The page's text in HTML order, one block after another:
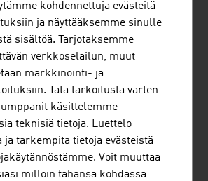
UNIVERSITÄT WIEN
yliopisto on Itävallan suurin
ja tekniikan alan tutkimus- ja
perus- ja
tutkimus, korkea insinööritaito
yhteistyö johtavat
huippututkimukseen ja
innovaatioihin sekä
kohdennettuja evästeitä
ja näyttääksemme sinulle
sisältöä. Tarjotaksemme
verkkoselailun, muut
markkinointi- ja
Tätä tarkoitusta varten
käsittelemme
teknisiä tietoja. Luettelo
ja tarkempita tietoja evästeistä
Voit muuttaa
milloin tahansa kohdassa